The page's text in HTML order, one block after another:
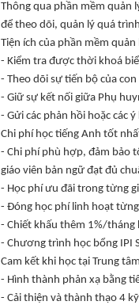
Thông qua phần mềm quản
để theo dõi, quản lý quá
Tiện ích của phần mềm
- Kiểm tra được thời khoá
- Theo dõi sự tiến bộ của
- Giữ sự kết nối giữa Phụ
- Gửi các phản hồi hoặc các
Chi phí học tiếng Anh tốt
- Chi phí phù hợp, đảm bảo
giáo viên bản ngữ đạt đủ
- Học phí ưu đãi trong từng
- Đóng học phí linh hoạt
- Chiết khấu thêm 1%/tháng
- Chương trình học bổng IPI
Cam kết khi học tại Trung
- Hình thành phản xạ bằng
- Cải thiện và thành thạo 4